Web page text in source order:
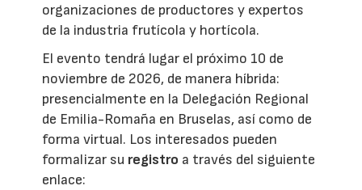
organizaciones de productores y expertos
de la industria frutícola y hortícola.
El evento tendrá lugar el próximo 10 de
noviembre de 2026, de manera híbrida:
presencialmente en la Delegación Regional
de Emilia-Romaña en Bruselas, así como de
forma virtual. Los interesados pueden
formalizar su registro a través del siguiente
enlace: